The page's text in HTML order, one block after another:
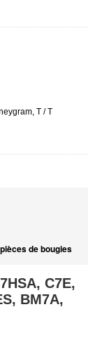
T / T
pièces de bougies
C7E,
BM7A,